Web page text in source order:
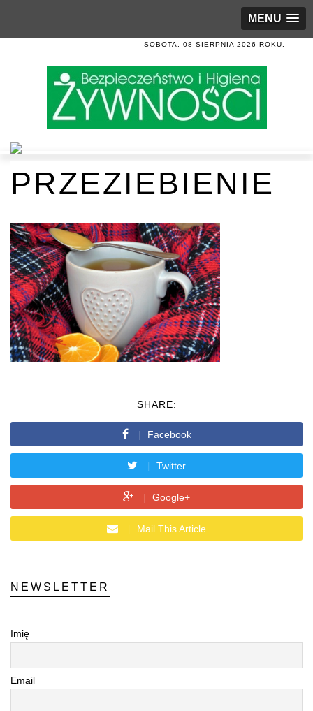
MENU
SOBOTA, 08 SIERPNIA 2026 ROKU.
PRZEZIEBIENIE
SHARE:
Facebook
Twitter
Google+
Mail This Article
NEWSLETTER
Imię
Email